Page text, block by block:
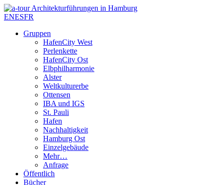
ENESFR
Gruppen
HafenCity West
Perlenkette
HafenCity Ost
Elbphilharmonie
Alster
Weltkulturerbe
Ottensen
IBA und IGS
St. Pauli
Hafen
Nachhaltigkeit
Hamburg Ost
Einzelgebäude
Mehr…
Anfrage
Öffentlich
Bücher